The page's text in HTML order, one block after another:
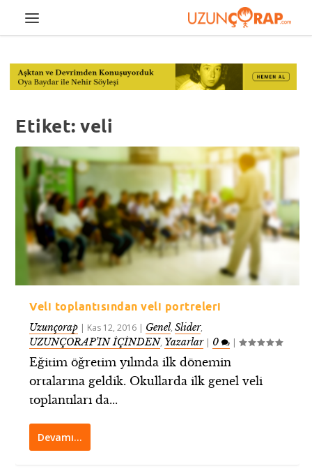
Etiket:veli
Veli toplantısından veli portreleri
Uzunçorap | Kas 12, 2016 | Genel,Slider,
UZUNÇORAP’IN İÇİNDEN, Yazarlar| 0 |
Eğitim öğretim yılında ilk dönemin
ortalarına geldik. Okullarda ilk genel veli
toplantıları da...
Devamı…